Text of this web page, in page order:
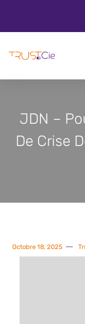
JDN –
De Crise
Octobre 18, 2025